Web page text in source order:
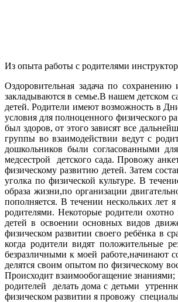
инструктора по
Из опыта работы с родителями
Оздоровительная задача по
закладываются в семье.В нашем детском
детей. Родители имеют возможность в
условия для полноценного физического
был здоров, от этого зависят все
группы во взаимодействии ведут с
дошкольников были согласованными
медсестрой детского сада. Провожу
физическому развитию детей. Затем
уголка по физической культуре. В
образа жизни,по организации
пополняется. В течении нескольких лет
родителями. Некоторые родители
детей в освоении основных видов
физическом развитии своего ребёнка в
когда родители видят положительные
безразличными к моей работе,начинают
делятся своим опытом по физическому
Происходит взаимообогащение знаниями;
родителей делать дома с детьми
физическом развитии я провожу